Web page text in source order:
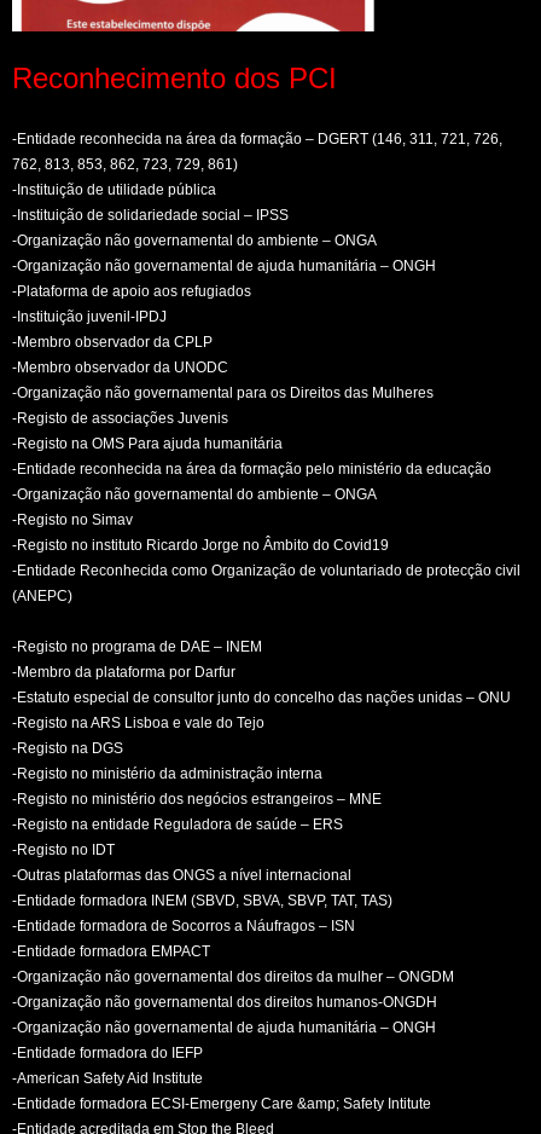
Reconhecimento dos PCI
-Entidade reconhecida na área da formação – DGERT (146, 311, 721, 726,
762, 813, 853, 862, 723, 729, 861)
-Instituição de utilidade pública
-Instituição de solidariedade social – IPSS
-Organização não governamental do ambiente – ONGA
-Organização não governamental de ajuda humanitária – ONGH
-Plataforma de apoio aos refugiados
-Instituição juvenil-IPDJ
-Membro observador da CPLP
-Membro observador da UNODC
-Organização não governamental para os Direitos das Mulheres
-Registo de associações Juvenis
-Registo na OMS Para ajuda humanitária
-Entidade reconhecida na área da formação pelo ministério da educação
-Organização não governamental do ambiente – ONGA
-Registo no Simav
-Registo no instituto Ricardo Jorge no Âmbito do Covid19
-Entidade Reconhecida como Organização de voluntariado de protecção civil
(ANEPC)
-Registo no programa de DAE – INEM
-Membro da plataforma por Darfur
-Estatuto especial de consultor junto do concelho das nações unidas – ONU
-Registo na ARS Lisboa e vale do Tejo
-Registo na DGS
-Registo no ministério da administração interna
-Registo no ministério dos negócios estrangeiros – MNE
-Registo na entidade Reguladora de saúde – ERS
-Registo no IDT
-Outras plataformas das ONGS a nível internacional
-Entidade formadora INEM (SBVD, SBVA, SBVP, TAT, TAS)
-Entidade formadora de Socorros a Náufragos – ISN
-Entidade formadora EMPACT
-Organização não governamental dos direitos da mulher – ONGDM
-Organização não governamental dos direitos humanos-ONGDH
-Organização não governamental de ajuda humanitária – ONGH
-Entidade formadora do IEFP
-American Safety Aid Institute
-Entidade formadora ECSI-Emergeny Care &amp; Safety Intitute
-Entidade acreditada em Stop the Bleed